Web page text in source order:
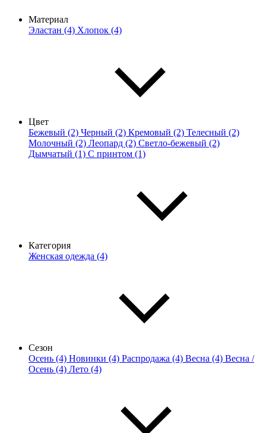
Материал
Эластан (4) Хлопок (4)
Цвет
Бежевый (2) Черный (2) Кремовый (2) Телесный (2)
Молочный (2) Леопард (2) Светло-бежевый (2)
Дымчатый (1) С принтом (1)
Категория
Женская одежда (4)
Сезон
Осень (4) Новинки (4) Распродажа (4) Весна (4) Весна /
Осень (4) Лето (4)